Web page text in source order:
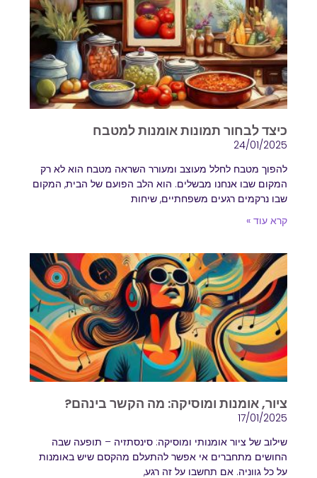
כיצד לבחור תמונות אומנות למטבח
24/01/2025
להפוך מטבח לחלל מעוצב ומעורר השראה מטבח הוא לא רק
המקום שבו אנחנו מבשלים. הוא הלב הפועם של הבית, המקום
שבו נרקמים רגעים משפחתיים, שיחות
קרא עוד »
ציור, אומנות ומוסיקה: מה הקשר בינהם?
17/01/2025
שילוב של ציור אומנותי ומוסיקה: סינסתזיה – תופעה שבה
החושים מתחברים אי אפשר להתעלם מהקסם שיש באומנות
על כל גווניה. אם תחשבו על זה רגע,